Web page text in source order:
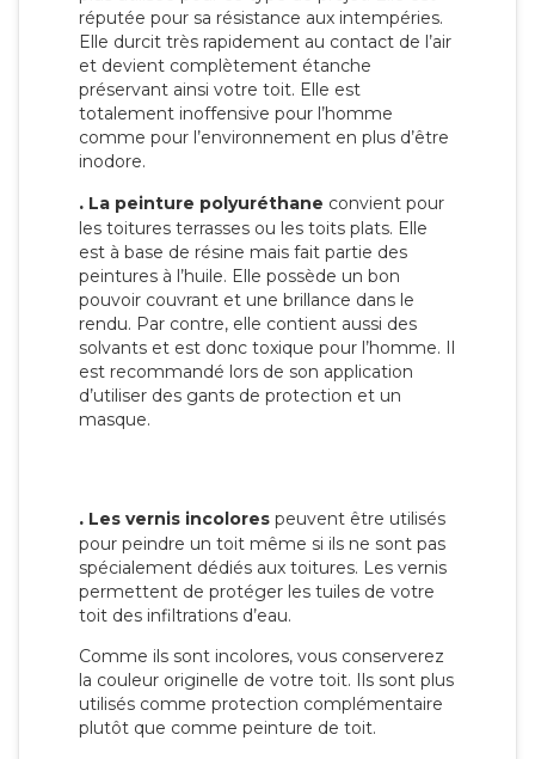
réputée pour sa résistance aux intempéries.
Elle durcit très rapidement au contact de l’air
et devient complètement étanche
préservant ainsi votre toit. Elle est
totalement inoffensive pour l’homme
comme pour l’environnement en plus d’être
inodore.
. La peinture polyuréthane convient pour
les toitures terrasses ou les toits plats. Elle
est à base de résine mais fait partie des
peintures à l’huile. Elle possède un bon
pouvoir couvrant et une brillance dans le
rendu. Par contre, elle contient aussi des
solvants et est donc toxique pour l’homme. Il
est recommandé lors de son application
d’utiliser des gants de protection et un
masque.
. Les vernis incolores peuvent être utilisés
pour peindre un toit même si ils ne sont pas
spécialement dédiés aux toitures. Les vernis
permettent de protéger les tuiles de votre
toit des infiltrations d’eau.
Comme ils sont incolores, vous conserverez
la couleur originelle de votre toit. Ils sont plus
utilisés comme protection complémentaire
plutôt que comme peinture de toit.